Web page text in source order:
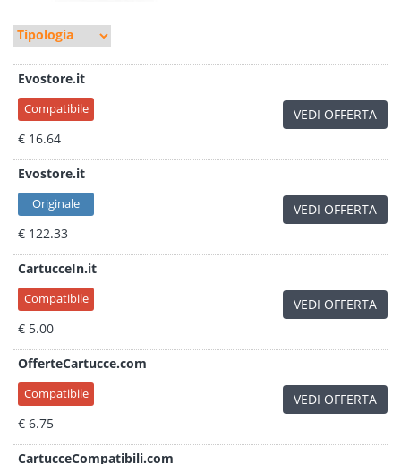
Evostore.it
Compatibile
€ 16.64
VEDI OFFERTA
Evostore.it
Originale
€ 122.33
VEDI OFFERTA
CartucceIn.it
Compatibile
€ 5.00
VEDI OFFERTA
OfferteCartucce.com
Compatibile
€ 6.75
VEDI OFFERTA
CartucceCompatibili.com